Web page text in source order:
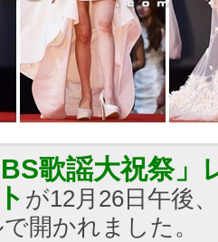
歌謡大祝祭
が12月26日午後
開かれました。